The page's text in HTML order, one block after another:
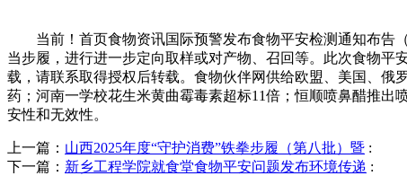
当前！首页食物资讯国际预警发布食物平安检测通知布告（
当步履，进行进一步定向取样或对产物、召回等。此次食物平
载，请联系取得授权后转载。食物伙伴网供给欧盟、美国、俄
药；河南一学校花生米黄曲霉毒素超标11倍；恒顺喷鼻醋推出
安性和无效性。
上一篇： 山西2025年度“守护消费”铁拳步履（第八批）暨 :
下一篇： 新乡工程学院就食堂食物平安问题发布环境传递 :